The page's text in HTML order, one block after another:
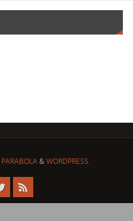
PARABOLA&WORDPRESS.